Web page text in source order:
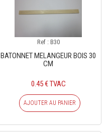
Ref : B30
BATONNET MELANGEUR BOIS 30
CM
0.45 € TVAC
AJOUTER AU PANIER